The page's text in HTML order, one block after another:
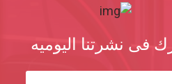
فى نشرتنا اليوميه